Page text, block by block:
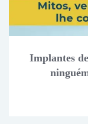
Implantes